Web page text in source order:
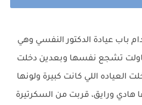
باب عيادة الدكتور النفسي وهي
تشجع نفسها وبعدين دخلت
العياده اللي كانت كبيرة ولونها
ورايق، قربت من السكرتيرة